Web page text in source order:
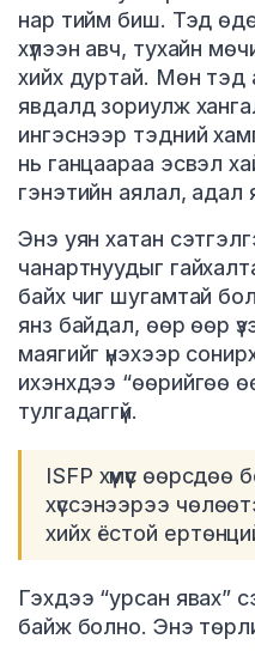
нар тийм биш. Тэд
хүлээн авч, тухайн
хийх дуртай. Мөн тэд
явдалд зориулж
ингэснээр тэдний
нь ганцаараа эсвэл
гэнэтийн аялал, адал
Энэ уян хатан
чанартнуудыг
байх чиг шугамтай
янз байдал, өөр өөр
маягийг үнэхээр
ихэнхдээ “өөрийгөө
тулгадаггүй.
ISFP хүмүүс өөрсдөө
хүссэнээрээ
хийх ёстой
Гэхдээ “урсан явах”
байж болно. Энэ